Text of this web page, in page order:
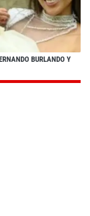
BURLANDO Y